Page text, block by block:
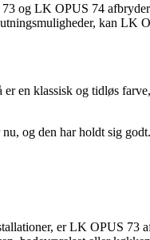
og LK OPUS 74
kan LK
en klassisk og tidløs
og den har holdt sig
er LK OPUS